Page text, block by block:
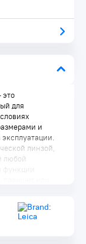
это
для
и
линзой,
любой